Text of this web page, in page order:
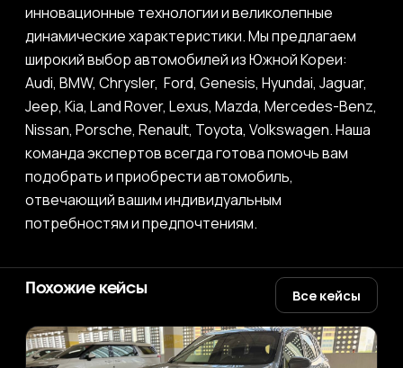
инновационные технологии и великолепные
динамические характеристики. Мы предлагаем
широкий выбор автомобилей из Южной Кореи:
Audi, BMW, Chrysler, Ford, Genesis, Hyundai, Jaguar,
Jeep, Kia, Land Rover, Lexus, Mazda, Mercedes-Benz,
Nissan, Porsche, Renault, Toyota, Volkswagen. Наша
команда экспертов всегда готова помочь вам
подобрать и приобрести автомобиль,
отвечающий вашим индивидуальным
потребностям и предпочтениям.
Похожие кейсы Все кейсы